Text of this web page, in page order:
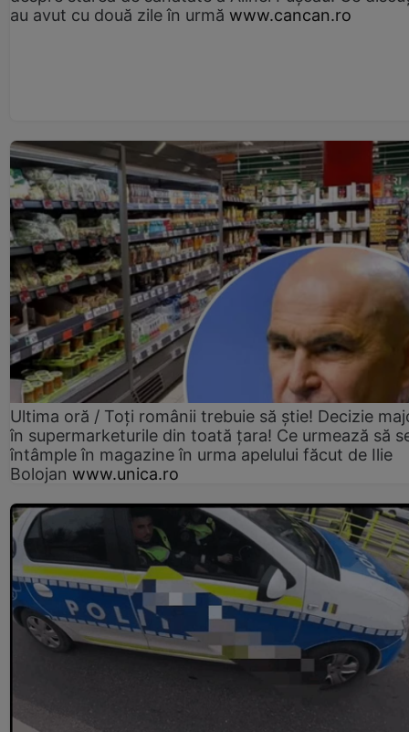
au avut cu două zile în urmă www.cancan.ro
Ultima oră / Toți românii trebuie să știe! Decizie
în supermarketurile din toată țara! Ce urmează să
întâmple în magazine în urma apelului făcut de Ilie
Bolojan www.unica.ro